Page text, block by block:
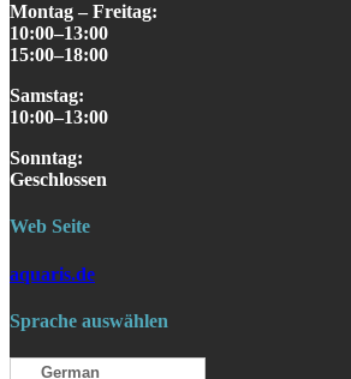
Montag – Freitag:
10:00–13:00
15:00–18:00
Samstag:
10:00–13:00
Sonntag:
Geschlossen
Web Seite
aquaris.de
Sprache auswählen
German